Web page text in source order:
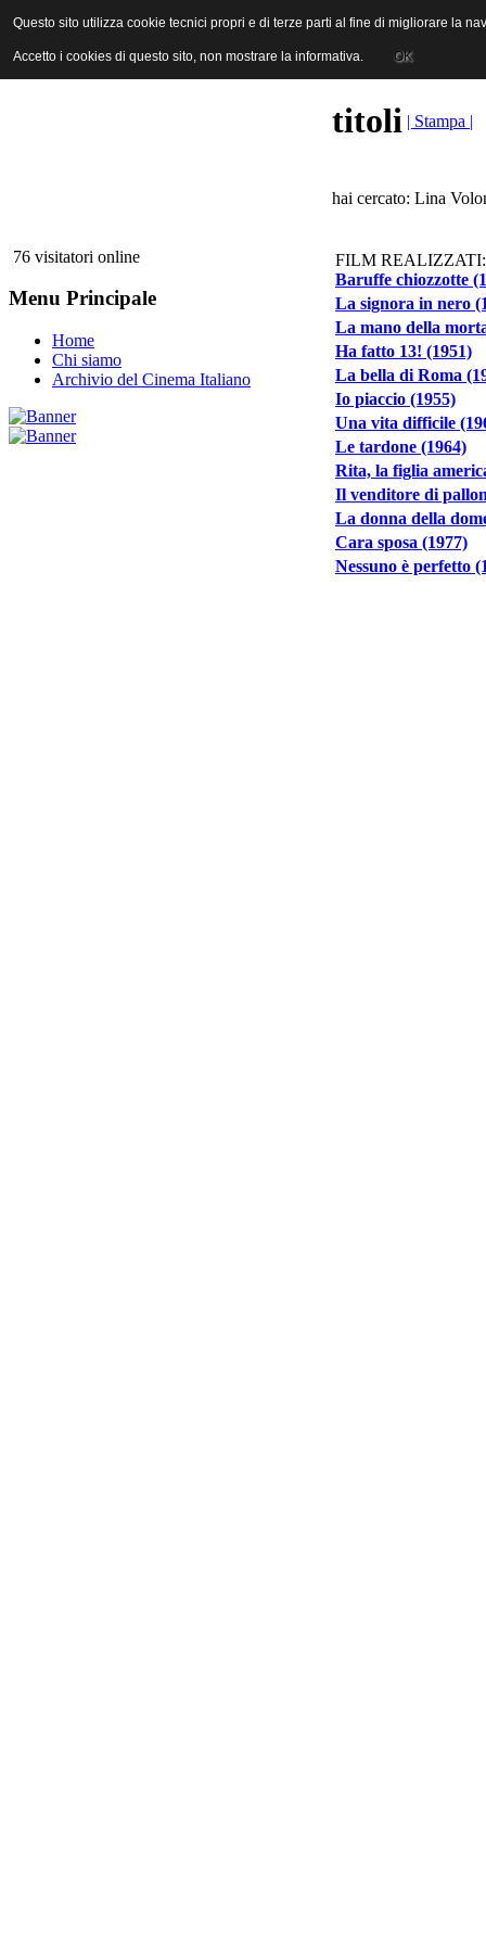
ANICA | Associazione Nazionale Industrie Cinematografiche
76 visitatori online
Menu Principale
Home
Chi siamo
Archivio del Cinema Italiano
titoli | Stampa |
hai cercato: Lina
FILM REALIZZATI:
Baruffe chiozzotte
La signora in nero
La mano della
Ha fatto 13! (1951)
La bella di Roma
Io piaccio (1955)
Una vita difficile
Le tardone (1964)
Rita, la figlia
Il venditore di
La donna della
Cara sposa (1977)
Nessuno è perfetto
Questo sito utilizza cookie tecnici propri e di terze parti al fine di migliorare la
Accetto i cookies di questo sito, non mostrare la informativa. OK
Questo sito utilizza cookie tecnici propri e di terze parti al fine di migliorare la
Accetto i cookies di questo sito, non mostrare la informativa. OK